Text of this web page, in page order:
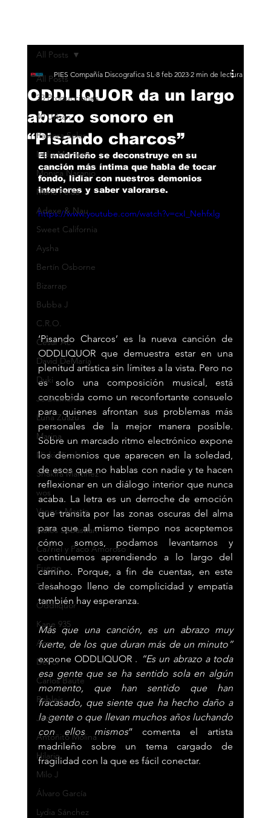
All Posts
33 Producciones
40 Urban
Pastora Soler
India Martínez
Monica Naranjo
María Peláe
Adexe & Nau
Sweet California
Aysha
Bertín Osborne
Bizarrap
Bubba J
C.R.O.
Cesar Ac
David DeMaría
Duki
Jc Diamante
Luna Zuazu
Marina
Nicki Nicole
Shakira Martínez
wos
Vanesa Martín
Pieles Sebastian
Ca7riel y Paco Amoroso
Fuego
Taichu
Oddliquor
Kane 935
Acru
DePol
Carlos Baute
Robleis
Jedet
Antoñito Molina
Hilario
Milo J
Álvaro García
Lydia Sánchez
All Posts
ODDLIQUOR da un largo
abrazo sonoro en
“Pisando charcos”
PIES Compañía Discografica SL 8 feb 2023 2 min de lectura
El madrileño se deconstruye en su
canción más íntima que habla de tocar
fondo, lidiar con nuestros demonios
interiores y saber valorarse.
https://www.youtube.com/watch?v=cxI_Nehfxlg
‘Pisando Charcos’ es la nueva canción de
ODDLIQUOR que demuestra estar en una
plenitud artística sin límites a la vista. Pero no
es solo una composición musical, está
concebida como un reconfortante consuelo
para quienes afrontan sus problemas más
personales de la mejor manera posible.
Sobre un marcado ritmo electrónico expone
los demonios que aparecen en la soledad,
de esos que no hablas con nadie y te hacen
reflexionar en un diálogo interior que nunca
acaba. La letra es un derroche de emoción
que transita por las zonas oscuras del alma
para que al mismo tiempo nos aceptemos
cómo somos, podamos levantarnos y
continuemos aprendiendo a lo largo del
camino. Porque, a fin de cuentas, en este
desahogo lleno de complicidad y empatía
también hay esperanza.
Más que una canción, es un abrazo muy
fuerte, de los que duran más de un minuto”
expone ODDLIQUOR . “Es un abrazo a toda
esa gente que se ha sentido sola en algún
momento, que han sentido que han
fracasado, que siente que ha hecho daño a
la gente o que llevan muchos años luchando
con ellos mismos” comenta el artista
madrileño sobre un tema cargado de
fragilidad con la que es fácil conectar.